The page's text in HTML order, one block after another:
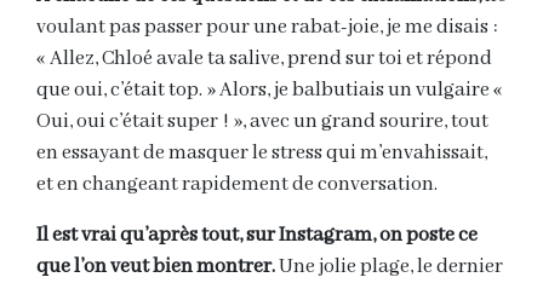
voulant pas passer pour une rabat-joie, je me disais :
« Allez, Chloé avale ta salive, prend sur toi et répond
que oui, c’était top. » Alors, je balbutiais un vulgaire «
Oui, oui c’était super ! », avec un grand sourire, tout
en essayant de masquer le stress qui m’envahissait,
et en changeant rapidement de conversation.
Il est vrai qu’après tout, sur Instagram, on poste ce
que l’on veut bien montrer.Une jolie plage, le dernier